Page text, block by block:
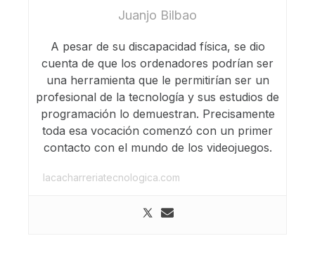
Juanjo Bilbao
A pesar de su discapacidad física, se dio
cuenta de que los ordenadores podrían ser
una herramienta que le permitirían ser un
profesional de la tecnología y sus estudios de
programación lo demuestran. Precisamente
toda esa vocación comenzó con un primer
contacto con el mundo de los videojuegos.
lacacharreriatecnologica.com